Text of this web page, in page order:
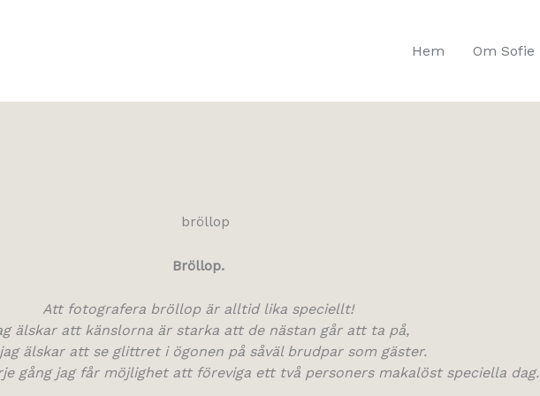
Hem Om Sofie
Bröllop.
Att fotografera bröllop är alltid lika speciellt!
älskar att känslorna är starka att de nästan går att ta på,
älskar att se glittret i ögonen på såväl brudpar som gäster.
gång jag får möjlighet att föreviga ett två personers makalöst speciella dag.